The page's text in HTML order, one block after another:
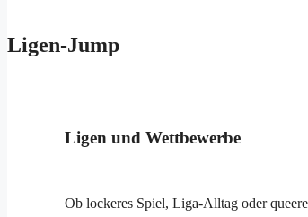
Ligen-Jump
Ligen und Wettbewerbe
Ob lockeres Spiel, Liga-Alltag oder